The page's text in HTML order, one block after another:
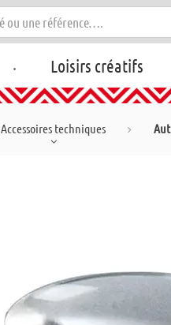
. Loisirs créatifs
Accessoires techniques